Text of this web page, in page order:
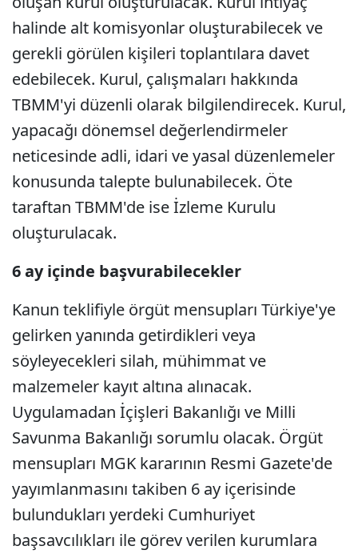
halinde alt komisyonlar oluşturabilecek ve
gerekli görülen kişileri toplantılara davet
edebilecek. Kurul, çalışmaları hakkında
TBMM'yi düzenli olarak bilgilendirecek. Kurul,
yapacağı dönemsel değerlendirmeler
neticesinde adli, idari ve yasal düzenlemeler
konusunda talepte bulunabilecek. Öte
taraftan TBMM'de ise İzleme Kurulu
oluşturulacak.
6 ay içinde başvurabilecekler
Kanun teklifiyle örgüt mensupları Türkiye'ye
gelirken yanında getirdikleri veya
söyleyecekleri silah, mühimmat ve
malzemeler kayıt altına alınacak.
Uygulamadan İçişleri Bakanlığı ve Milli
Savunma Bakanlığı sorumlu olacak. Örgüt
mensupları MGK kararının Resmi Gazete'de
yayımlanmasını takiben 6 ay içerisinde
bulundukları yerdeki Cumhuriyet
başsavcılıkları ile görev verilen kurumlara